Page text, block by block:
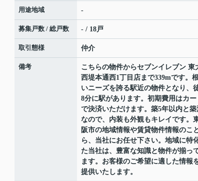
用途地域 -
募集戸数 / 総戸数 - / 18戸
取引態様 仲介
備考
こちらの物件からセブンイレブン 東
西堤本通西1丁目店まで339mです。
いニーズを誇る駅近の物件となり、
8分に駅があります。初期費用はカー
で決済いただけます。築5年以内と築
なので、内装も外観もキレイです。
阪市の地域情報や賃貸物件情報のこ
ら、当社にお任せ下さい。地域に特
た当社は、豊富な知識と物件が揃っ
ます。お客様のご希望に適した情報
提供いたします。